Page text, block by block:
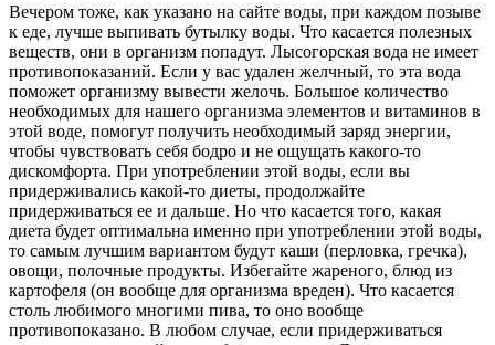
Вечером тоже, как указано на сайте воды, при каждом позыве
к еде, лучше выпивать бутылку воды. Что касается полезных
веществ, они в организм попадут. Лысогорская вода не имеет
противопоказаний. Если у вас удален желчный, то эта вода
поможет организму вывести желочь. Большое количество
необходимых для нашего организма элементов и витаминов в
этой воде, помогут получить необходимый заряд энергии,
чтобы чувствовать себя бодро и не ощущать какого-то
дискомфорта. При употреблении этой воды, если вы
придерживались какой-то диеты, продолжайте
придерживаться ее и дальше. Но что касается того, какая
диета будет оптимальна именно при употреблении этой воды,
то самым лучшим вариантом будут каши (перловка, гречка),
овощи, полочные продукты. Избегайте жареного, блюд из
картофеля (он вообще для организма вреден). Что касается
столь любимого многими пива, то оно вообще
противопоказано. В любом случае, если придерживаться